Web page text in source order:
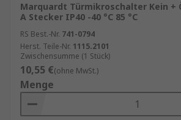
Marquardt Türmikroschalter Kein +
A Stecker IP40 -40 °C 85 °C
RS Best.-Nr. 741-0794
Herst. Teile-Nr. 1115.2101
Zwischensumme (1 Stück)
10,55 €(ohne MwSt.)
Menge